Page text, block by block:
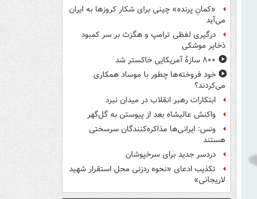
«کمانِ پرنده» چینی برای شکار کروزها به ایران
می‌آید
درگیری لفظی ترامپ و هگزث بر سر کمبود
ذخایر موشکی
۸۰۰ سازۀ آمریکایی خاکستر شد
خود فروخته‌ها چطور با موساد همکاری
می‌کردند؟
ابتکارات رهبر انقلاب در میدان نبرد
واکنش عالیشاه بعد از پیوستن به گل‌گهر
ونس: ایرانی‌ها مذاکره‌کنندگان سرسختی
هستند
دردسر جدید برای سرخپوشان
تکذیب ادعای «نحوه ردزنی محل استقرار شهید
لاریجانی»